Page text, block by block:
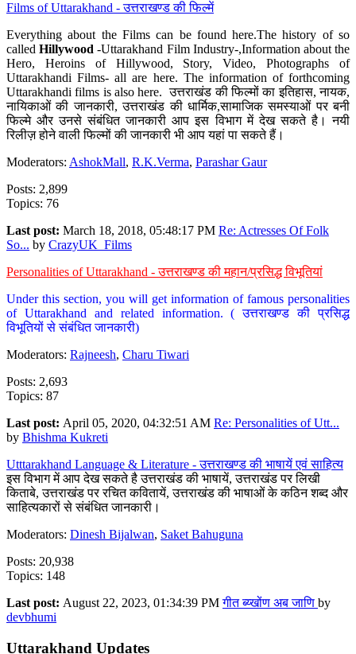
Films of Uttarakhand - उत्तराखण्ड की फिल्में
Everything about the Films can be found here.The history of so
calledHillywood-Uttarakhand Film Industry-,Information about the
Hero, Heroins of Hillywood, Story, Video, Photographs of
Uttarakhandi Films- all are here. The information of forthcoming
Uttarakhandi films is also here. उत्तराखंड की फिल्मों का इतिहास, नायक,
नायिकाओं की जानकारी, उत्तराखंड की धार्मिक,सामाजिक समस्याओं पर बनी
फिल्मे और उनसे संबंधित जानकारी आप इस विभाग में देख सकते है। नयी
रिलीज़ होने वाली फिल्मों की जानकारी भी आप यहां पा सकते हैं।
Moderators: AshokMall, R.K.Verma, Parashar Gaur
Posts: 2,899
Topics: 76
Last post: March 18, 2018, 05:48:17 PM Re: Actresses Of Folk
So... by CrazyUK_Films
Personalities of Uttarakhand - उत्तराखण्ड की महान/प्रसिद्ध विभूतियां
Under this section, you will get information of famous personalities
of Uttarakhand and related information. ( उत्तराखण्ड की प्रसिद्ध
विभूतियों से संबंधित जानकारी)
Moderators: Rajneesh, Charu Tiwari
Posts: 2,693
Topics: 87
Last post: April 05, 2020, 04:32:51 AM Re: Personalities of Utt...
by Bhishma Kukreti
Utttarakhand Language & Literature - उत्तराखण्ड की भाषायें एवं साहित्य
इस विभाग में आप देख सकते है उत्तराखंड की भाषायें, उत्तराखंड पर लिखी
किताबे, उत्तराखंड पर रचित कवितायें, उत्तराखंड की भाषाओं के कठिन शब्द और
साहित्यकारों से संबंधित जानकारी।
Moderators: Dinesh Bijalwan, Saket Bahuguna
Posts: 20,938
Topics: 148
Last post: August 22, 2023, 01:34:39 PMगीत ब्य्खोंण अब जाणि by
devbhumi
Uttarakhand Updates